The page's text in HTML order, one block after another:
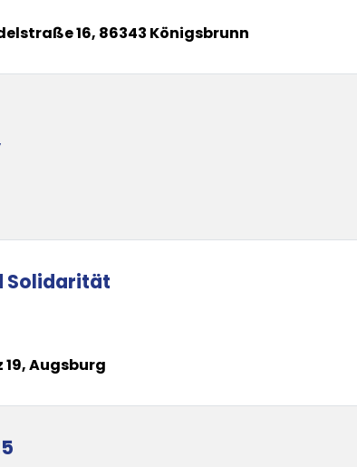
16, 86343 Königsbrunn
Solidarität
Augsburg